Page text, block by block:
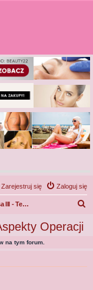
Zaloguj się
Zarejestruj się
Korekcja Nosa III - Techniczne Aspekty Operacji
Operacji
na tym forum.